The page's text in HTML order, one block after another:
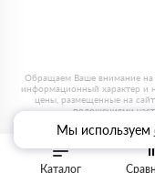
Каталог
Мы используем